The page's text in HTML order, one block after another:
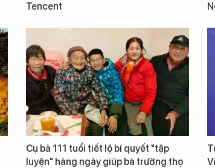
Tencent
Cụ bà 111 tuổi tiết lộ bí quyết "tập
luyện" hàng ngày giúp bà trường thọ